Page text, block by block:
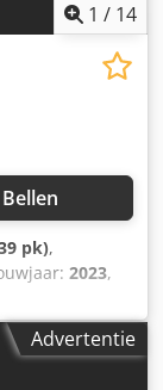
1 / 14
Bellen
pk),
2023,
Ernst van Hek
m3/uur
Advertentie